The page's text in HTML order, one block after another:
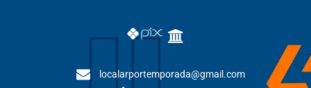
localarportemporada@gmail.com